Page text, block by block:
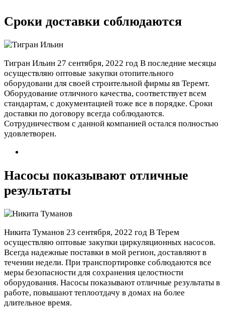
Сроки доставки соблюдаются
Тигран Ильин 27 сентября, 2022 год В последние месяцы
осуществляю оптовые закупки отопительного
оборудовани для своей строительной фирмы яв Теремт.
Оборудование отличного качества, соответствует всем
стандартам, с документацией тоже все в порядке. Сроки
доставки по договору всегда соблюдаются.
Сотрудничеством с данной компанией остался полностью
удовлетворен.
Насосы показывают отличные
результаты
Никита Туманов 23 сентября, 2022 год В Терем
осуществляю оптовые закупки циркуляционных насосов.
Всегда надежные поставки в мой регион, доставляют в
течении недели. При транспортировке соблюдаются все
меры безопасности для сохранения целостности
оборудования. Насосы показывают отличные результаты в
работе, повышают теплоотдачу в домах на более
длительное время.